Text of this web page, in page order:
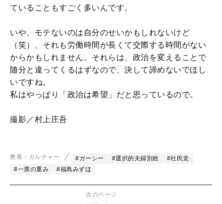
ていることもすごく多いんです。
いや、モテないのは自分のせいかもしれないけど
（笑）、それも労働時間が長くて交際する時間がない
からかもしれません。それらは、政治を変えることで
随分と違ってくるはずなので、決して諦めないでほし
いですね。
私はやっぱり「政治は希望」だと思っているので。
撮影／村上庄吾
教養・カルチャー #ガーシー #選択的夫婦別姓
#社民党
#一票の重み
#福島みずほ
次のページ